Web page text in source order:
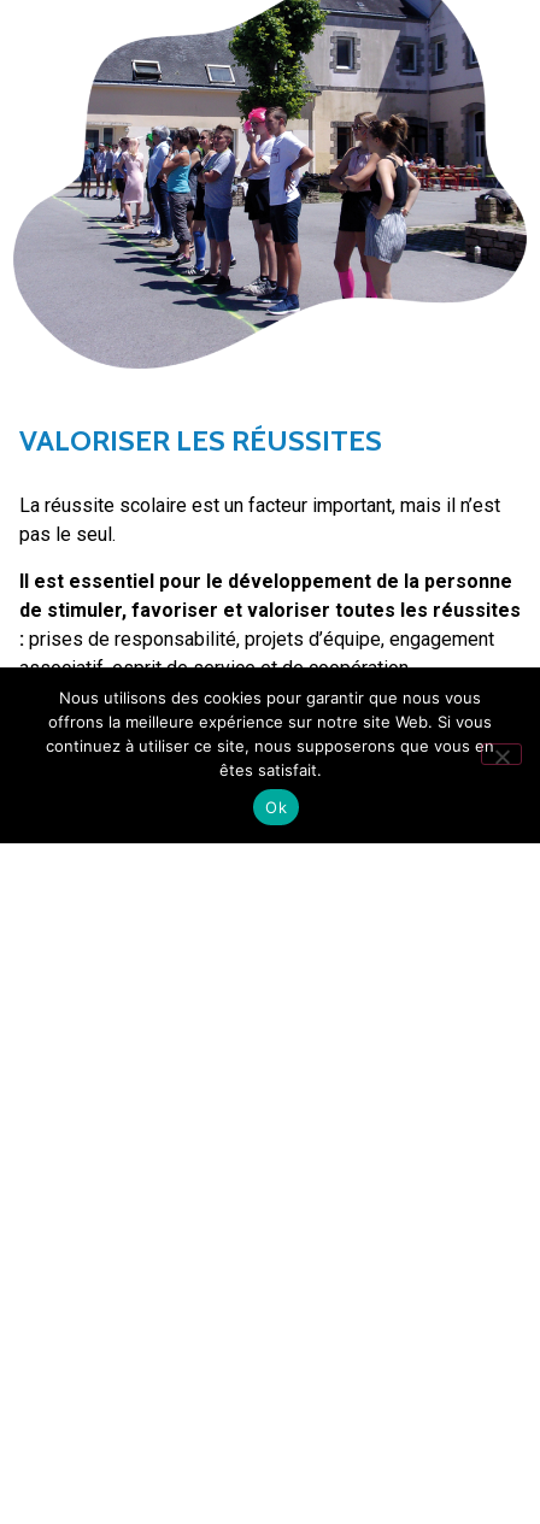
VALORISER LES RÉUSSITES
La réussite scolaire est un facteur important, mais il n’est
pas le seul.
Il est essentiel pour le développement de la personne
de stimuler, favoriser et valoriser toutes les réussites
: prises de responsabilité, projets d’équipe, engagement
associatif, esprit de service et de coopération…
Réussites à travers lesquelles chaque élève doit se sentir
reconnu dans ce qu’il est.
RESPONSABILISER
Nous utilisons des cookies pour garantir que nous vous
offrons la meilleure expérience sur notre site Web. Si vous
continuez à utiliser ce site, nous supposerons que vous en
êtes satisfait.
Ok